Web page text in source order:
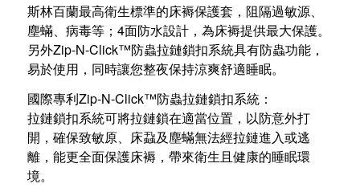
斯林百蘭最高衛生標準的床褥保護套，阻隔過敏源、
塵蟎、病毒等；4面防水設計，為床褥提供最大保護。
另外Zip-N-Click™防蟲拉鏈鎖扣系統具有防蟲功能，
易於使用，同時讓您整夜保持涼爽舒適睡眠。
國際專利Zip-N-Click™防蟲拉鏈鎖扣系統：
拉鏈鎖扣系統可將拉鏈鎖在適當位置，以防意外打
開，確保致敏原、床蝨及塵蟎無法經拉鏈進入或逃
離，能更全面保護床褥，帶來衛生且健康的睡眠環
境。